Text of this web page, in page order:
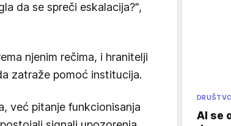
da se spreči eskalacija?",
njenim rečima, i hranitelji
zatraže pomoć institucija.
već pitanje funkcionisanja
DRUŠTVO
AI se